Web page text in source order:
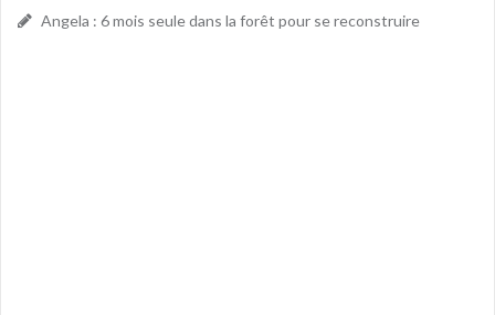
Angela : 6 mois seule dans la forêt pour se reconstruire